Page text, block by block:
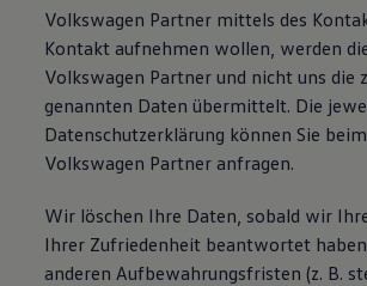
Volkswagen Partner mittels des
Kontakt aufnehmen wollen, werden
Volkswagen Partner und nicht uns die
genannten Daten übermittelt. Die
Datenschutzerklärung können Sie
Volkswagen Partner anfragen.
Wir löschen Ihre Daten, sobald wir
Ihrer Zufriedenheit beantwortet
anderen Aufbewahrungsfristen (z. B.